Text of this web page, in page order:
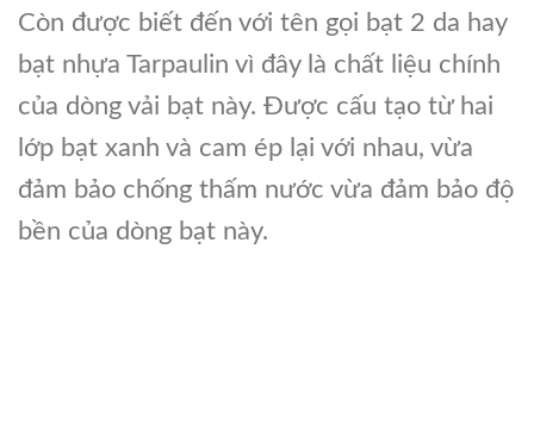
Còn được biết đến với tên gọi bạt 2 da hay
bạt nhựa Tarpaulin vì đây là chất liệu chính
của dòng vải bạt này. Được cấu tạo từ hai
lớp bạt xanh và cam ép lại với nhau, vừa
đảm bảo chống thấm nước vừa đảm bảo độ
bền của dòng bạt này.